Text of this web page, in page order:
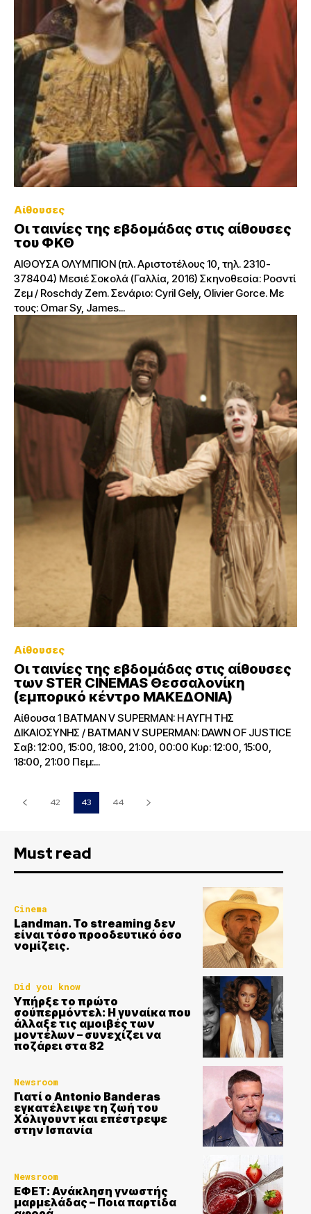
Αίθουσες
Οι ταινίες της εβδομάδας στις αίθουσες
του ΦΚΘ
ΑΙΘΟΥΣΑ ΟΛΥΜΠΙΟΝ (πλ. Αριστοτέλους 10, τηλ. 2310-
378404) Μεσιέ Σοκολά (Γαλλία, 2016) Σκηνοθεσία: Ροσντί
Ζεμ / Roschdy Zem. Σενάριο: Cyril Gely, Olivier Gorce. Με
τους: Omar Sy, James...
Αίθουσες
Οι ταινίες της εβδομάδας στις αίθουσες
των STER CINEMAS Θεσσαλονίκη
(εμπορικό κέντρο ΜΑΚΕΔΟΝΙΑ)
Αίθουσα 1 BATMAN V SUPERMAN: Η ΑΥΓΗ ΤΗΣ
ΔΙΚΑΙΟΣΥΝΗΣ / BATMAN V SUPERMAN: DAWN OF JUSTICE
Σαβ: 12:00, 15:00, 18:00, 21:00, 00:00 Κυρ: 12:00, 15:00,
18:00, 21:00 Πεμ:...
42 43 44
Must read
Cinema
Landman. Το streaming δεν
είναι τόσο προοδευτικό όσο
νομίζεις.
Did you know
Yπήρξε το πρώτο
σούπερμόντελ: Η γυναίκα που
άλλαξε τις αμοιβές των
μοντέλων – συνεχίζει να
ποζάρει στα 82
Newsroom
Γιατί ο Antonio Banderas
εγκατέλειψε τη ζωή του
Χόλιγουντ και επέστρεψε
στην Ισπανία
Newsroom
ΕΦΕΤ: Ανάκληση γνωστής
μαρμελάδας – Ποια παρτίδα